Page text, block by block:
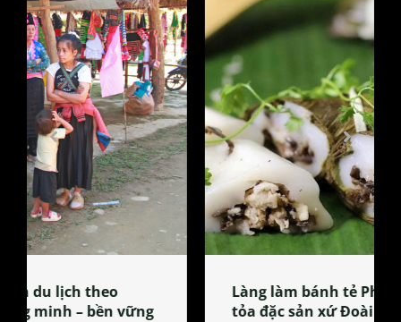
Làng làm bánh tẻ Phú Nhi – nơi lan
tỏa đặc sản xứ Đoài